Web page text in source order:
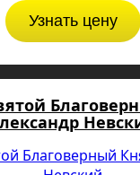
Узнать цену